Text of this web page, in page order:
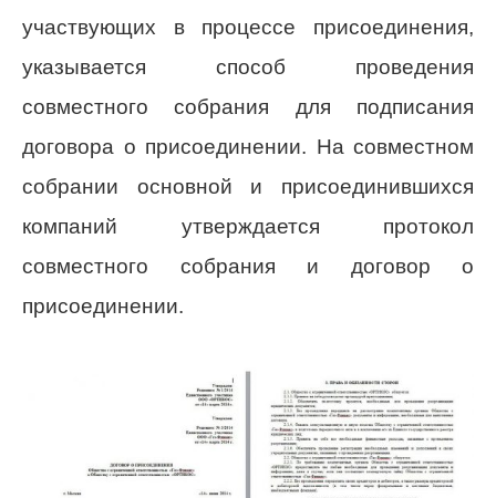
участвующих в процессе присоединения,
указывается способ проведения
совместного собрания для подписания
договора о присоединении. На совместном
собрании основной и присоединившихся
компаний утверждается протокол
совместного собрания и договор о
присоединении.